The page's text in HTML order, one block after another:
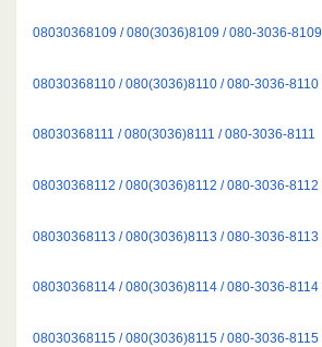
08030368109 / 080(3036)8109 / 080-3036-8109
08030368110 / 080(3036)8110 / 080-3036-8110
08030368111 / 080(3036)8111 / 080-3036-8111
08030368112 / 080(3036)8112 / 080-3036-8112
08030368113 / 080(3036)8113 / 080-3036-8113
08030368114 / 080(3036)8114 / 080-3036-8114
08030368115 / 080(3036)8115 / 080-3036-8115